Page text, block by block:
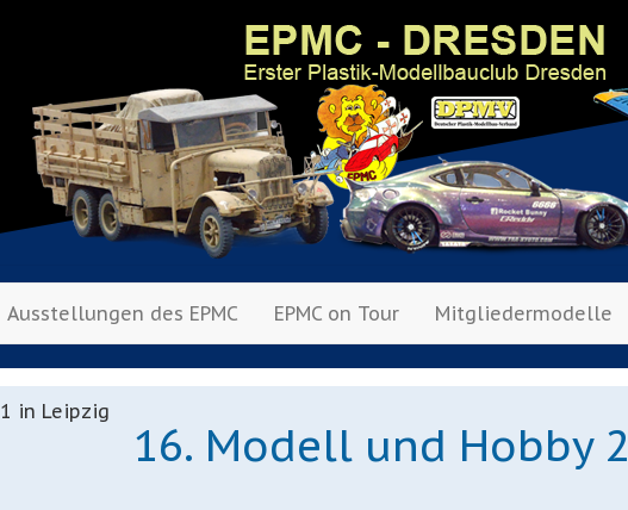
Ausstellungen des EPMC EPMC on Tour Mitgliedermodelle
16. Modell und Hobby